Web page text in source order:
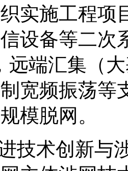
实施工程项
设备等二次
远端汇集（
宽频振荡等
模脱网。
进技术创新